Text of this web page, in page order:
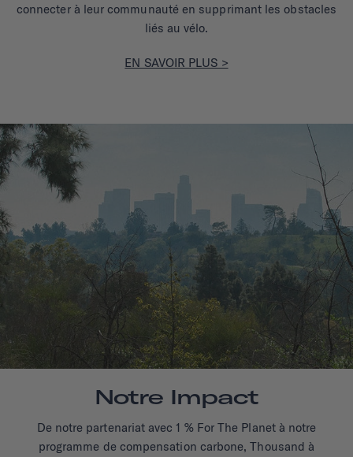
connecter à leur communauté en supprimant les obstacles
liés au vélo.
EN SAVOIR PLUS >
Notre Impact
De notre partenariat avec 1 % For The Planet à notre
programme de compensation carbone, Thousand à